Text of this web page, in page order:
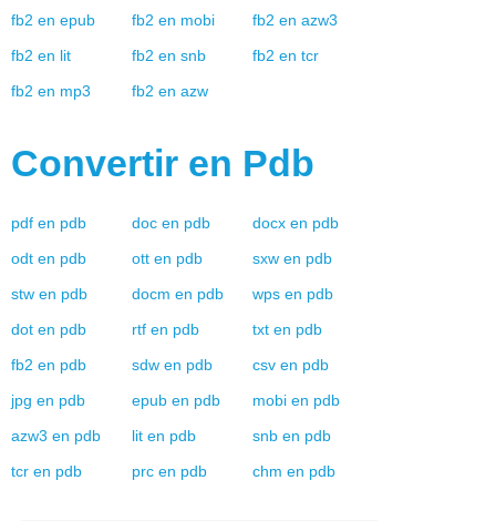
fb2 en epub fb2 en mobi fb2 en azw3
fb2 en lit fb2 en snb fb2 en tcr
fb2 en mp3 fb2 en azw
Convertir en Pdb
pdf en pdb doc en pdb docx en pdb
odt en pdb ott en pdb sxw en pdb
stw en pdb docm en pdb wps en pdb
dot en pdb rtf en pdb txt en pdb
fb2 en pdb sdw en pdb csv en pdb
jpg en pdb epub en pdb mobi en pdb
azw3 en pdb lit en pdb snb en pdb
tcr en pdb prc en pdb chm en pdb